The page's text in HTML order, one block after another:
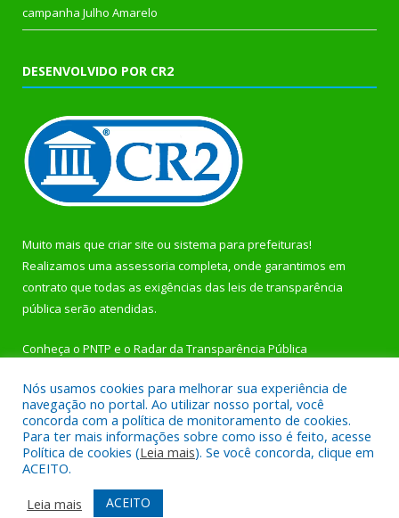
campanha Julho Amarelo
DESENVOLVIDO POR CR2
Muito mais que criar site ou sistema para prefeituras!
Realizamos uma assessoria completa, onde garantimos em
contrato que todas as exigências das leis de transparência
pública serão atendidas.
Conheça o PNTP e o Radar da Transparência Pública
Todos os direitos reservados a Prefeitura Municipal de
Rurópolis.
Mapa do Site
Acessar Área Administrativa
Nós usamos cookies para melhorar sua experiência de
navegação no portal. Ao utilizar nosso portal, você
concorda com a política de monitoramento de cookies.
Para ter mais informações sobre como isso é feito, acesse
Política de cookies (Leia mais). Se você concorda, clique em
ACEITO.
Leia mais
ACEITO